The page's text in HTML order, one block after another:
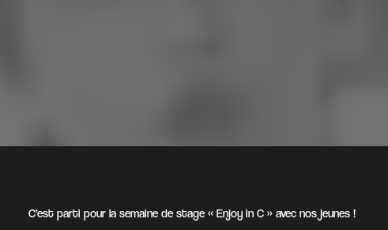
C’est parti pour la semaine de stage « Enjoy in C » avec nos jeunes !